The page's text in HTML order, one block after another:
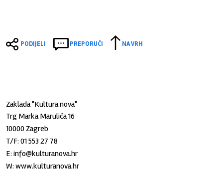
PODIJELI PREPORUČI NA VRH
Zaklada "Kultura nova"
Trg Marka Marulića 16
10000 Zagreb
T/F:01 553 27 78
E:info@kulturanova.hr
W:www.kulturanova.hr